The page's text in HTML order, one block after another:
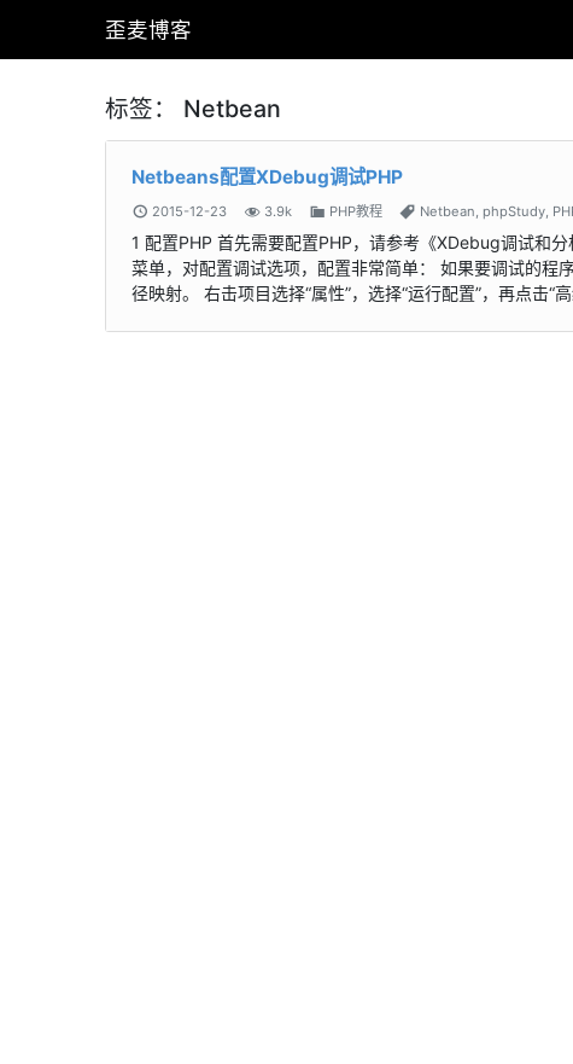
歪麦博客
标签： Netbean
Netbeans配置XDebug调试PHP
2015-12-23 3.9k PHP教程 Netbean phpStudy
1 配置PHP 首先需要配置PHP，请参考《XDebug调试和
菜单，对配置调试选项，配置非常简单： 如果要调试的程
径映射。 右击项目选择“属性”，选择“运行配置”，再点击“